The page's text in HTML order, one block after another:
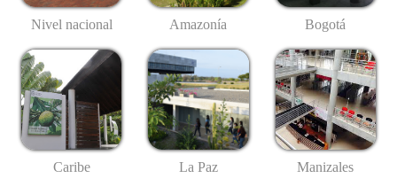
Nivel nacional Amazonía Bogotá
Caribe La Paz Manizales